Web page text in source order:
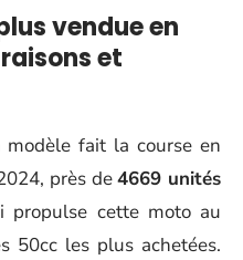
vendue en
et
fait la course en
près de4669 unités
propulse cette moto au
50cc les plus achetées.